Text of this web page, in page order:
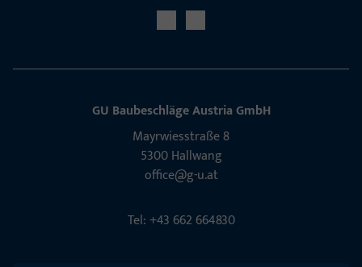
GU Baubeschläge Aus­tria GmbH
Mayrwies­straße 8
5300 Hall­wang
office@g-u.at
Tel: +43 662 664830